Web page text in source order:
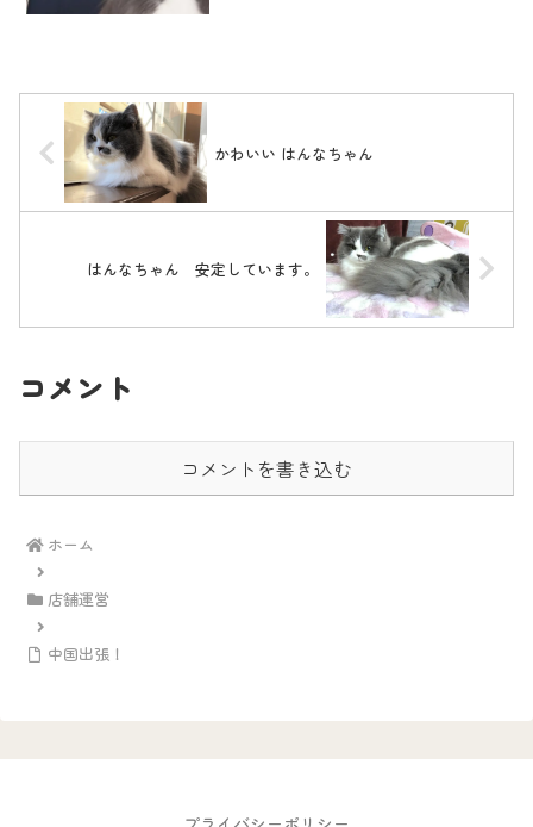
かわいい はんなちゃん
はんなちゃん 安定しています。
コメント
コメントを書き込む
ホーム
店舗運営
中国出張！